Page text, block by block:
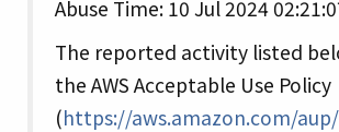
Abuse Time: 10 Jul 2024
The reported activity listed
the AWS Acceptable Use Policy
(https://aws.amazon.com/aup/